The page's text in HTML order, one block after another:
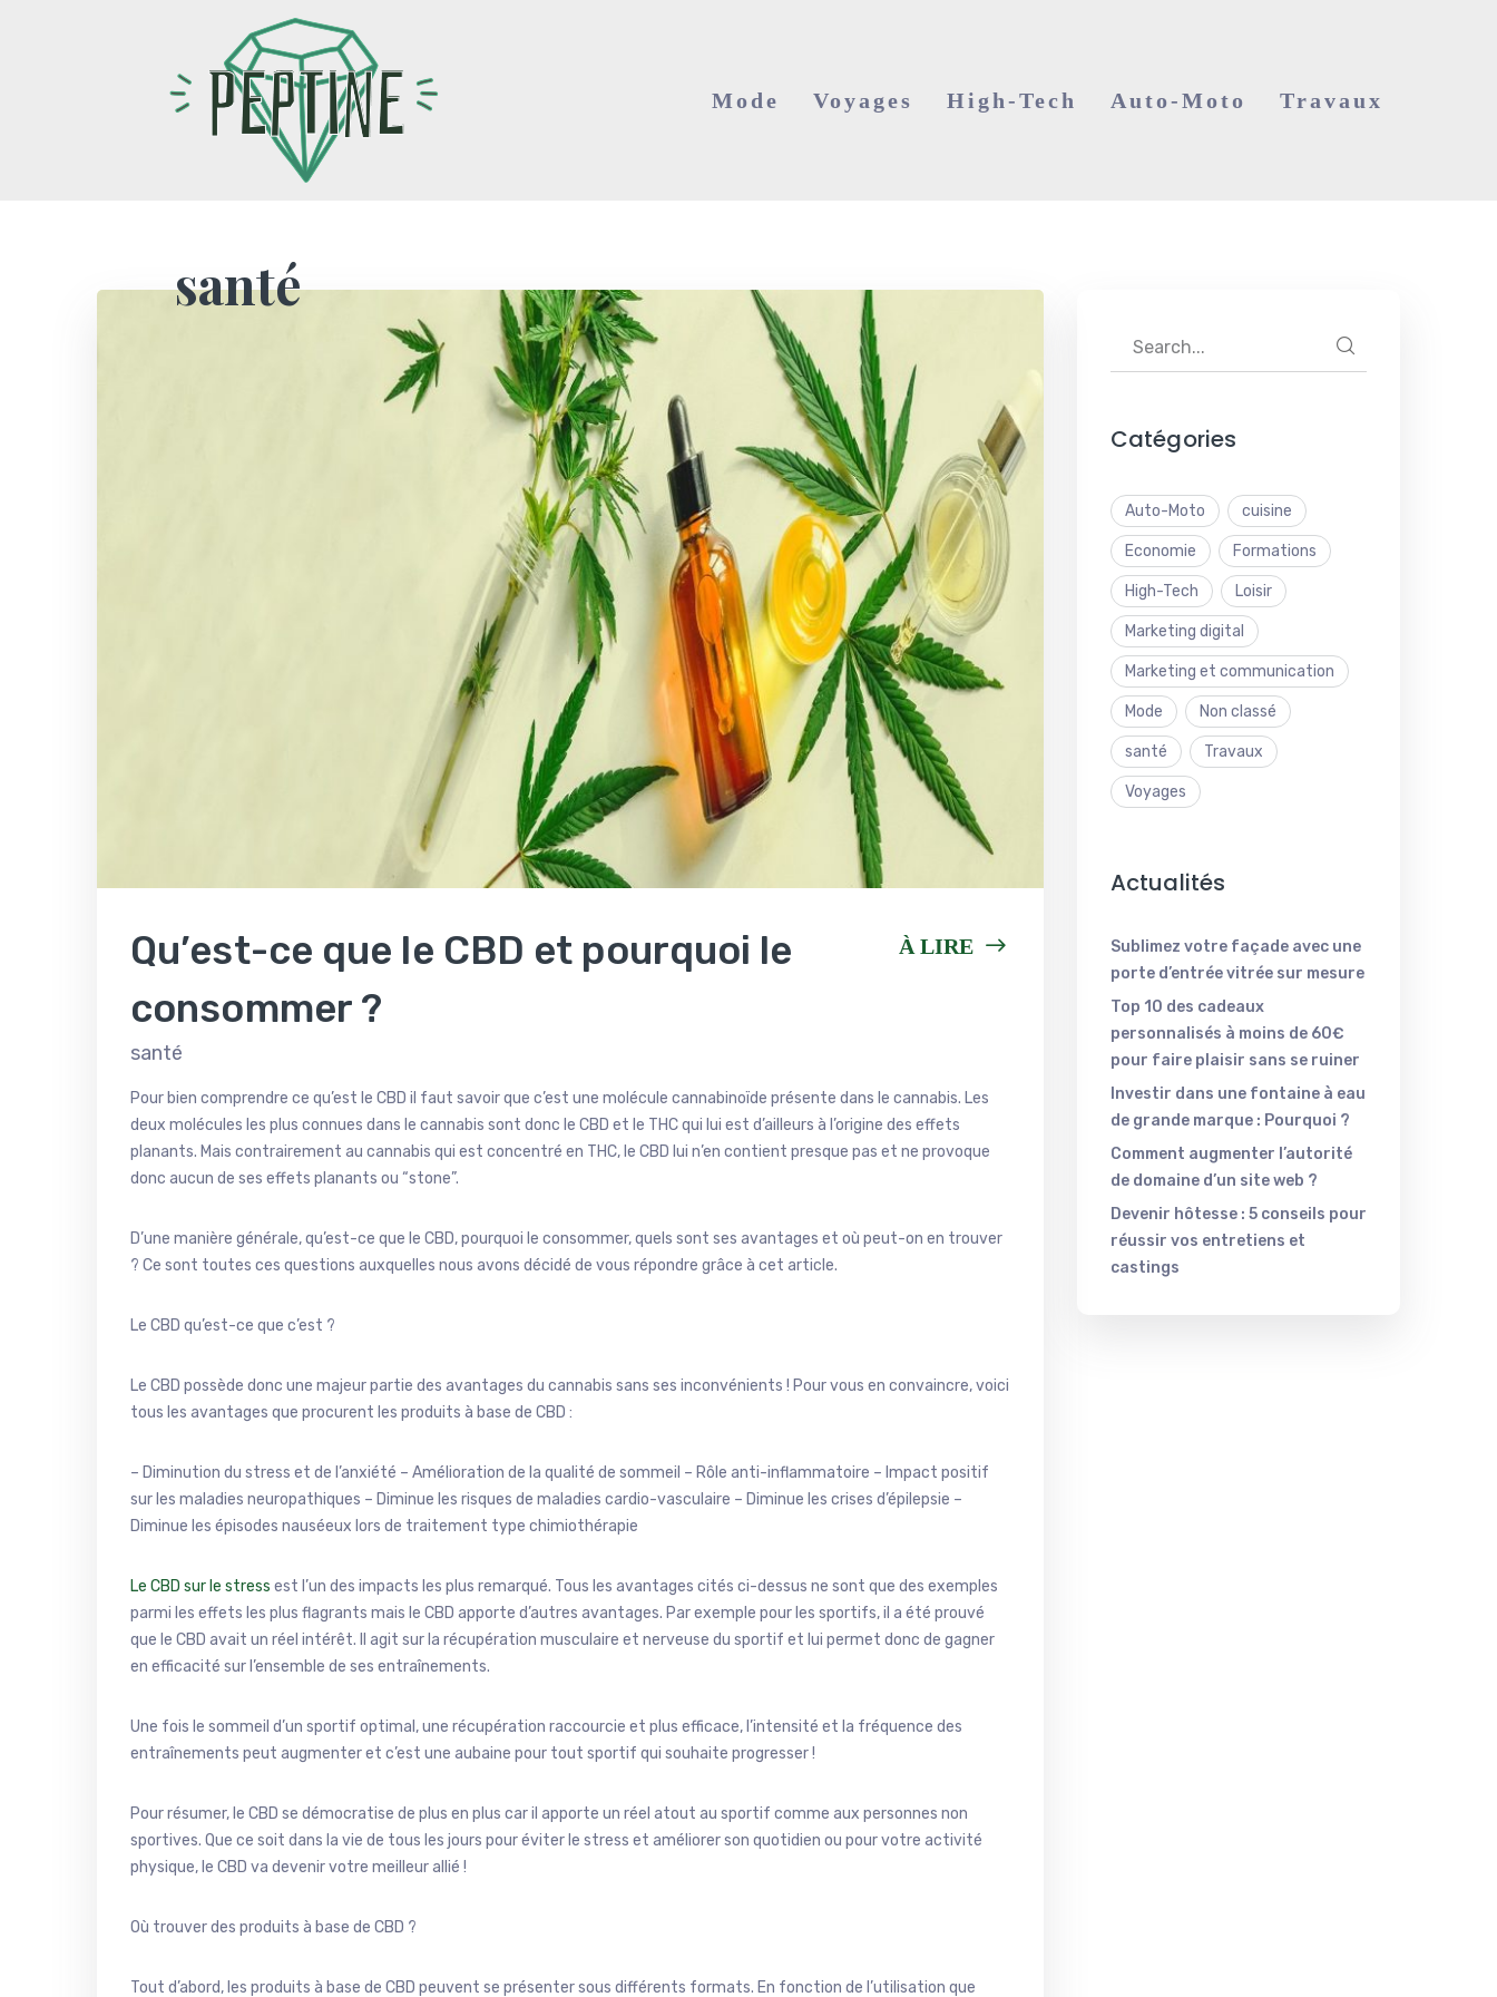
Mode Voyages High-Tech Auto-Moto Travaux
santé
Qu’est-ce que le CBD et pourquoi le
consommer ?
santé
Pour bien comprendre ce qu’est le CBD il faut savoir que c’est une molécule cannabinoïde présente dans le cannabis. Les
deux molécules les plus connues dans le cannabis sont donc le CBD et le THC qui lui est d’ailleurs à l’origine des effets
planants. Mais contrairement au cannabis qui est concentré en THC, le CBD lui n’en contient presque pas et ne provoque
donc aucun de ses effets planants ou “stone”.
D’une manière générale, qu’est-ce que le CBD, pourquoi le consommer, quels sont ses avantages et où peut-on en trouver
? Ce sont toutes ces questions auxquelles nous avons décidé de vous répondre grâce à cet article.
Le CBD qu’est-ce que c’est ?
Le CBD possède donc une majeur partie des avantages du cannabis sans ses inconvénients ! Pour vous en convaincre, voici
tous les avantages que procurent les produits à base de CBD :
– Diminution du stress et de l’anxiété – Amélioration de la qualité de sommeil – Rôle anti-inflammatoire – Impact positif
sur les maladies neuropathiques – Diminue les risques de maladies cardio-vasculaire – Diminue les crises d’épilepsie –
Diminue les épisodes nauséeux lors de traitement type chimiothérapie
Le CBD sur le stress est l’un des impacts les plus remarqué. Tous les avantages cités ci-dessus ne sont que des exemples
parmi les effets les plus flagrants mais le CBD apporte d’autres avantages. Par exemple pour les sportifs, il a été prouvé
que le CBD avait un réel intérêt. Il agit sur la récupération musculaire et nerveuse du sportif et lui permet donc de gagner
en efficacité sur l’ensemble de ses entraînements.
Une fois le sommeil d’un sportif optimal, une récupération raccourcie et plus efficace, l’intensité et la fréquence des
entraînements peut augmenter et c’est une aubaine pour tout sportif qui souhaite progresser !
Pour résumer, le CBD se démocratise de plus en plus car il apporte un réel atout au sportif comme aux personnes non
sportives. Que ce soit dans la vie de tous les jours pour éviter le stress et améliorer son quotidien ou pour votre activité
physique, le CBD va devenir votre meilleur allié !
Où trouver des produits à base de CBD ?
Tout d’abord, les produits à base de CBD peuvent se présenter sous différents formats. En fonction de l’utilisation que
À LIRE
Catégories
Auto-Moto cuisine
Economie Formations
High-Tech Loisir
Marketing digital
Marketing et communication
Mode Non classé
santé Travaux
Voyages
Actualités
Sublimez votre façade avec une
porte d’entrée vitrée sur mesure
Top 10 des cadeaux
personnalisés à moins de 60€
pour faire plaisir sans se ruiner
Investir dans une fontaine à eau
de grande marque : Pourquoi ?
Comment augmenter l’autorité
de domaine d’un site web ?
Devenir hôtesse : 5 conseils pour
réussir vos entretiens et
castings